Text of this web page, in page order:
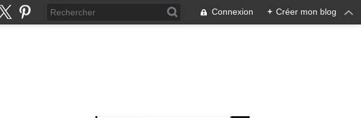
Connexion + Créer mon blog